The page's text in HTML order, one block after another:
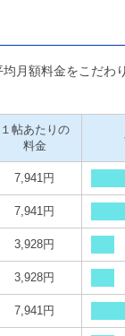
月額料金をこだわ
１帖あたりの
料金
7,941円
7,941円
3,928円
3,928円
7,941円